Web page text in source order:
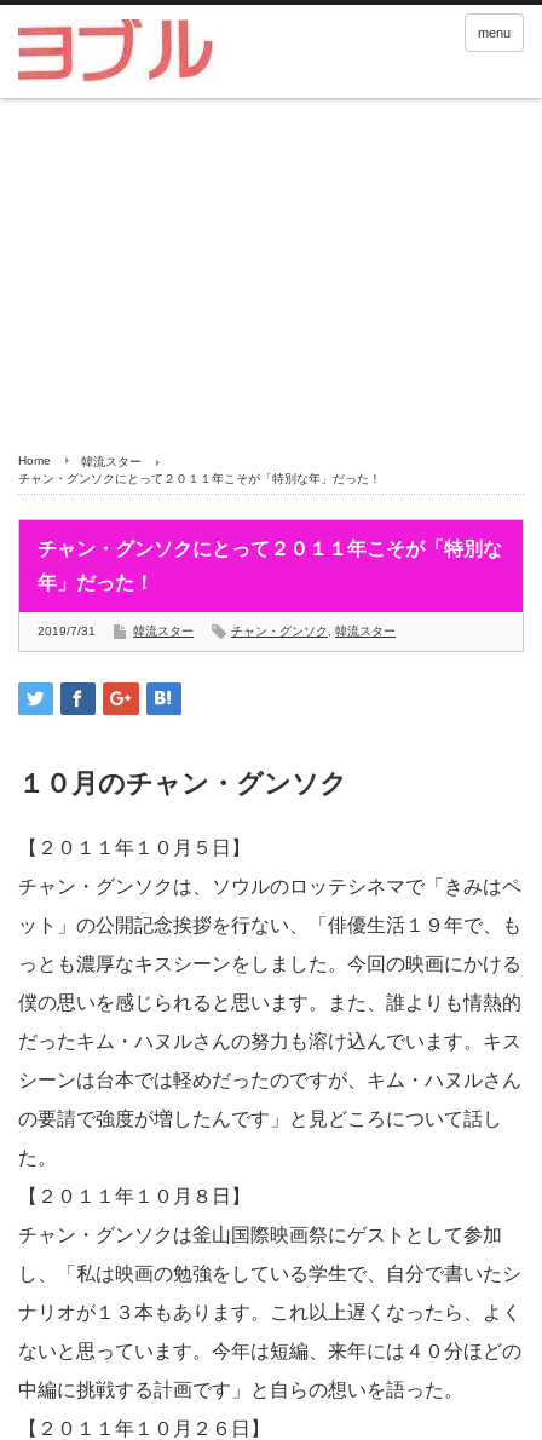
menu
Home
韓流スター
チャン・グンソクにとって２０１１年こそが「特別な年」だった！
チャン・グンソクにとって２０１１年こそが「特別な
年」だった！
2019/7/31 韓流スター チャン・グンソク 韓流スター
１０月のチャン・グンソク
【２０１１年１０月５日】
チャン・グンソクは、ソウルのロッテシネマで「きみはペ
ット」の公開記念挨拶を行ない、「俳優生活１９年で、も
っとも濃厚なキスシーンをしました。今回の映画にかける
僕の思いを感じられると思います。また、誰よりも情熱的
だったキム・ハヌルさんの努力も溶け込んでいます。キス
シーンは台本では軽めだったのですが、キム・ハヌルさん
の要請で強度が増したんです」と見どころについて話し
た。
【２０１１年１０月８日】
チャン・グンソクは釜山国際映画祭にゲストとして参加
し、「私は映画の勉強をしている学生で、自分で書いたシ
ナリオが１３本もあります。これ以上遅くなったら、よく
ないと思っています。今年は短編、来年には４０分ほどの
中編に挑戦する計画です」と自らの想いを語った。
【２０１１年１０月２６日】